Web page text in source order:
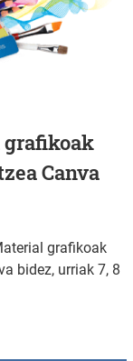
Canva
grafikoak
bidez, urriak 7, 8